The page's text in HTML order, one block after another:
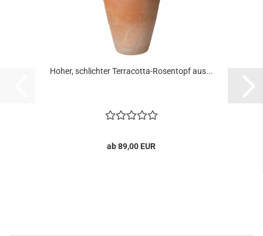
Hoher, schlichter Terracotta-Rosentopf aus...
ab 89,00 EUR